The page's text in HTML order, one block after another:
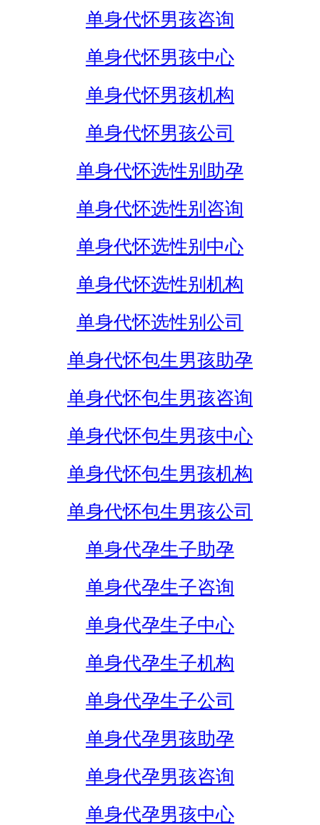
单身代怀男孩咨询
单身代怀男孩中心
单身代怀男孩机构
单身代怀男孩公司
单身代怀选性别助孕
单身代怀选性别咨询
单身代怀选性别中心
单身代怀选性别机构
单身代怀选性别公司
单身代怀包生男孩助孕
单身代怀包生男孩咨询
单身代怀包生男孩中心
单身代怀包生男孩机构
单身代怀包生男孩公司
单身代孕生子助孕
单身代孕生子咨询
单身代孕生子中心
单身代孕生子机构
单身代孕生子公司
单身代孕男孩助孕
单身代孕男孩咨询
单身代孕男孩中心